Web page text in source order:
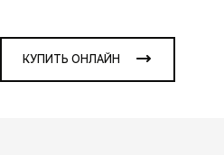
КУПИТЬ ОНЛАЙН